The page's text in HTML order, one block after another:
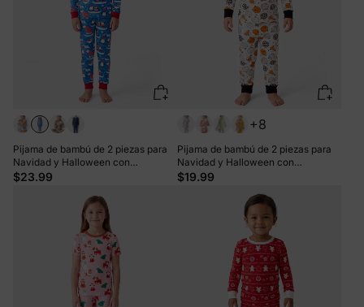
Pijama de bambú de 2 piezas para
Navidad y Halloween con
estampado divertido para niños
$23.99
+8
Pijama de bambú de 2 piezas para
Navidad y Halloween con
estampado infantil para bebé o niño
$19.99